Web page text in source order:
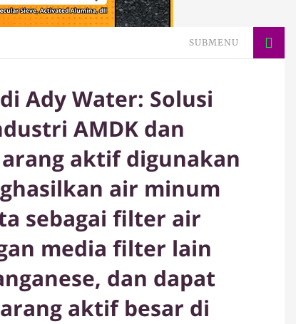
SUBMENU
Ady Water: Solusi
AMDK dan
aktif digunakan
air minum
sebagai filter air
media filter lain
dan dapat
aktif besar di